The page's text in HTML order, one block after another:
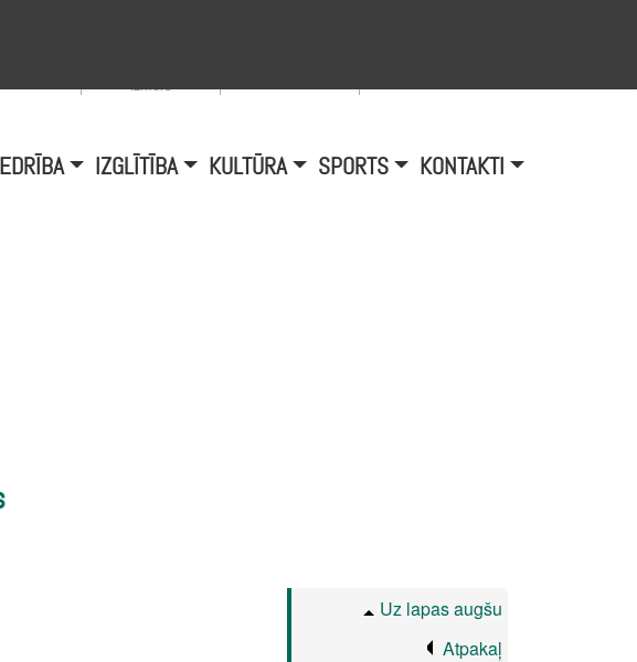
izmērs
IZGLĪTĪBA KULTŪRA SPORTS KONTAKTI
Uz lapas augšu
Atpakaļ